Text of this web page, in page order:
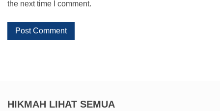
the next time I comment.
HIKMAH LIHAT SEMUA